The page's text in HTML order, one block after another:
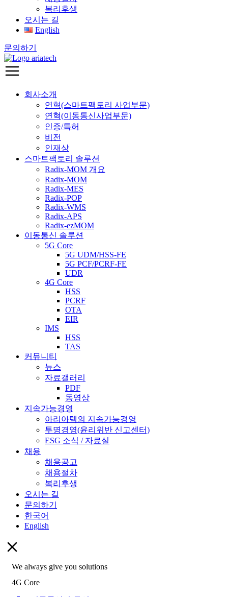
복리후생
오시는 길
English
문의하기
회사소개
연혁(스마트팩토리 사업부문)
연혁(이동통신사업부문)
인증/특허
비전
인재상
스마트팩토리 솔루션
Radix-MOM 개요
Radix-MOM
Radix-MES
Radix-POP
Radix-WMS
Radix-APS
Radix-ezMOM
이동통신 솔루션
5G Core
5G UDM/HSS-FE
5G PCF/PCRF-FE
UDR
4G Core
HSS
PCRF
OTA
EIR
IMS
HSS
TAS
커뮤니티
뉴스
자료갤러리
PDF
동영상
지속가능경영
아리아텍의 지속가능경영
투명경영(윤리위반 신고센터)
ESG 소식 / 자료실
채용
채용공고
채용절차
복리후생
오시는 길
문의하기
한국어
English
We always give you solutions
4G Core